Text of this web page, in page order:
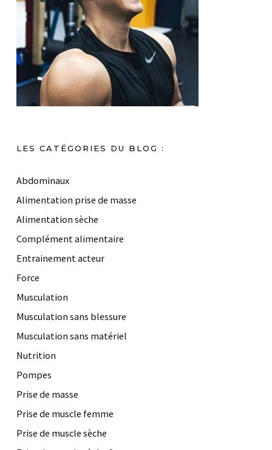
LES CATÉGORIES DU BLOG :
Abdominaux
Alimentation prise de masse
Alimentation sèche
Complément alimentaire
Entrainement acteur
Force
Musculation
Musculation sans blessure
Musculation sans matériel
Nutrition
Pompes
Prise de masse
Prise de muscle femme
Prise de muscle sèche